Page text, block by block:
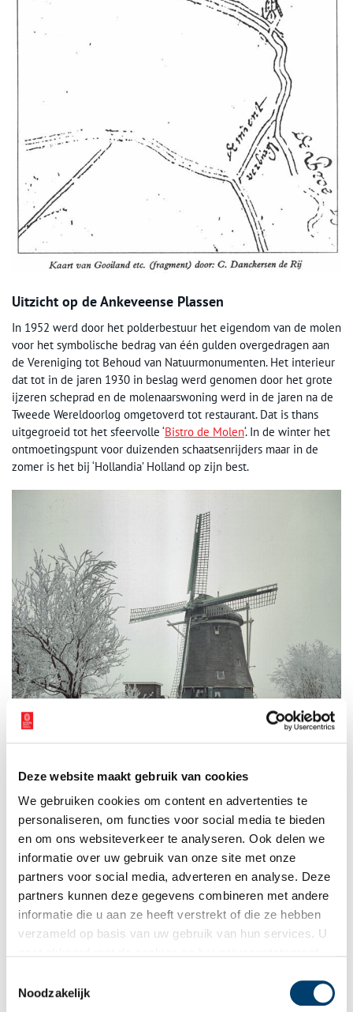
Deze website maakt gebruik van cookies
We gebruiken cookies om content en advertenties te
personaliseren, om functies voor social media te bieden
en om ons websiteverkeer te analyseren. Ook delen we
informatie over uw gebruik van onze site met onze
partners voor social media, adverteren en analyse. Deze
partners kunnen deze gegevens combineren met andere
informatie die u aan ze heeft verstrekt of die ze hebben
verzameld op basis van uw gebruik van hun services. U
Noodzakelijk
Uitzicht op de Ankeveense Plassen
In 1952 werd door het polderbestuur het eigendom van de molen
voor het symbolische bedrag van één gulden overgedragen aan
de Vereniging tot Behoud van Natuurmonumenten. Het interieur
dat tot in de jaren 1930 in beslag werd genomen door het grote
ijzeren scheprad en de molenaarswoning werd in de jaren na de
Tweede Wereldoorlog omgetoverd tot restaurant. Dat is thans
uitgegroeid tot het sfeervolle ‘Bistro de Molen‘. In de winter het
ontmoetingspunt voor duizenden schaatsenrijders maar in de
zomer is het bij ‘Hollandia’ Holland op zijn best.
Molen Hollandia
schuin van voren gefotografeerd in winterlandschap. Beeld:
Rijksdienst voor het Cultureel Erfgoed, CC BY-SA 4.0, viaWikimedia Commons.
Hoewel de molenaar al lang vertrokken is en het molenwerk
verslagen werd door de moderne techniek hoort u, gezeten op
het prachtige terras met uitzicht op de Hollands Ankeveense
plassen, als u heel goed luistert, nog steeds het geruis, gepiep,
geritsel en gekreun van al die eeuwenoude, feilloos in elkaar